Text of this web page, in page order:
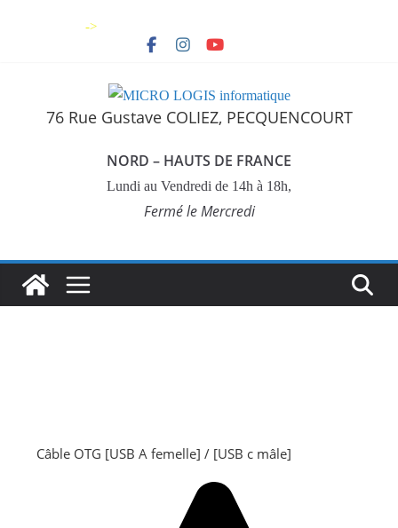
->
76 Rue Gustave COLIEZ, PECQUENCOURT
NORD – HAUTS DE FRANCE
Lundi au Vendredi de 14h à 18h,
Fermé le Mercredi
Câble OTG [USB A femelle] / [USB c mâle]